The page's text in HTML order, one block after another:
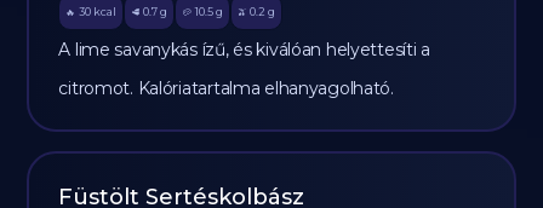
🔥 30 kcal 🥩 0.7 g 🥔 10.5g 🫒 0.2 g
A lime savanykás ízű, és kiválóan helyettesíti a
citromot. Kalóriatartalma elhanyagolható.
Füstölt Sertéskolbász